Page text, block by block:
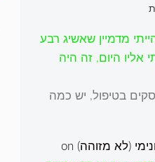
מדמיין שאשיג רבע
היום, זה היה
בטיפול, יש כמה
(לא מזוהה) on